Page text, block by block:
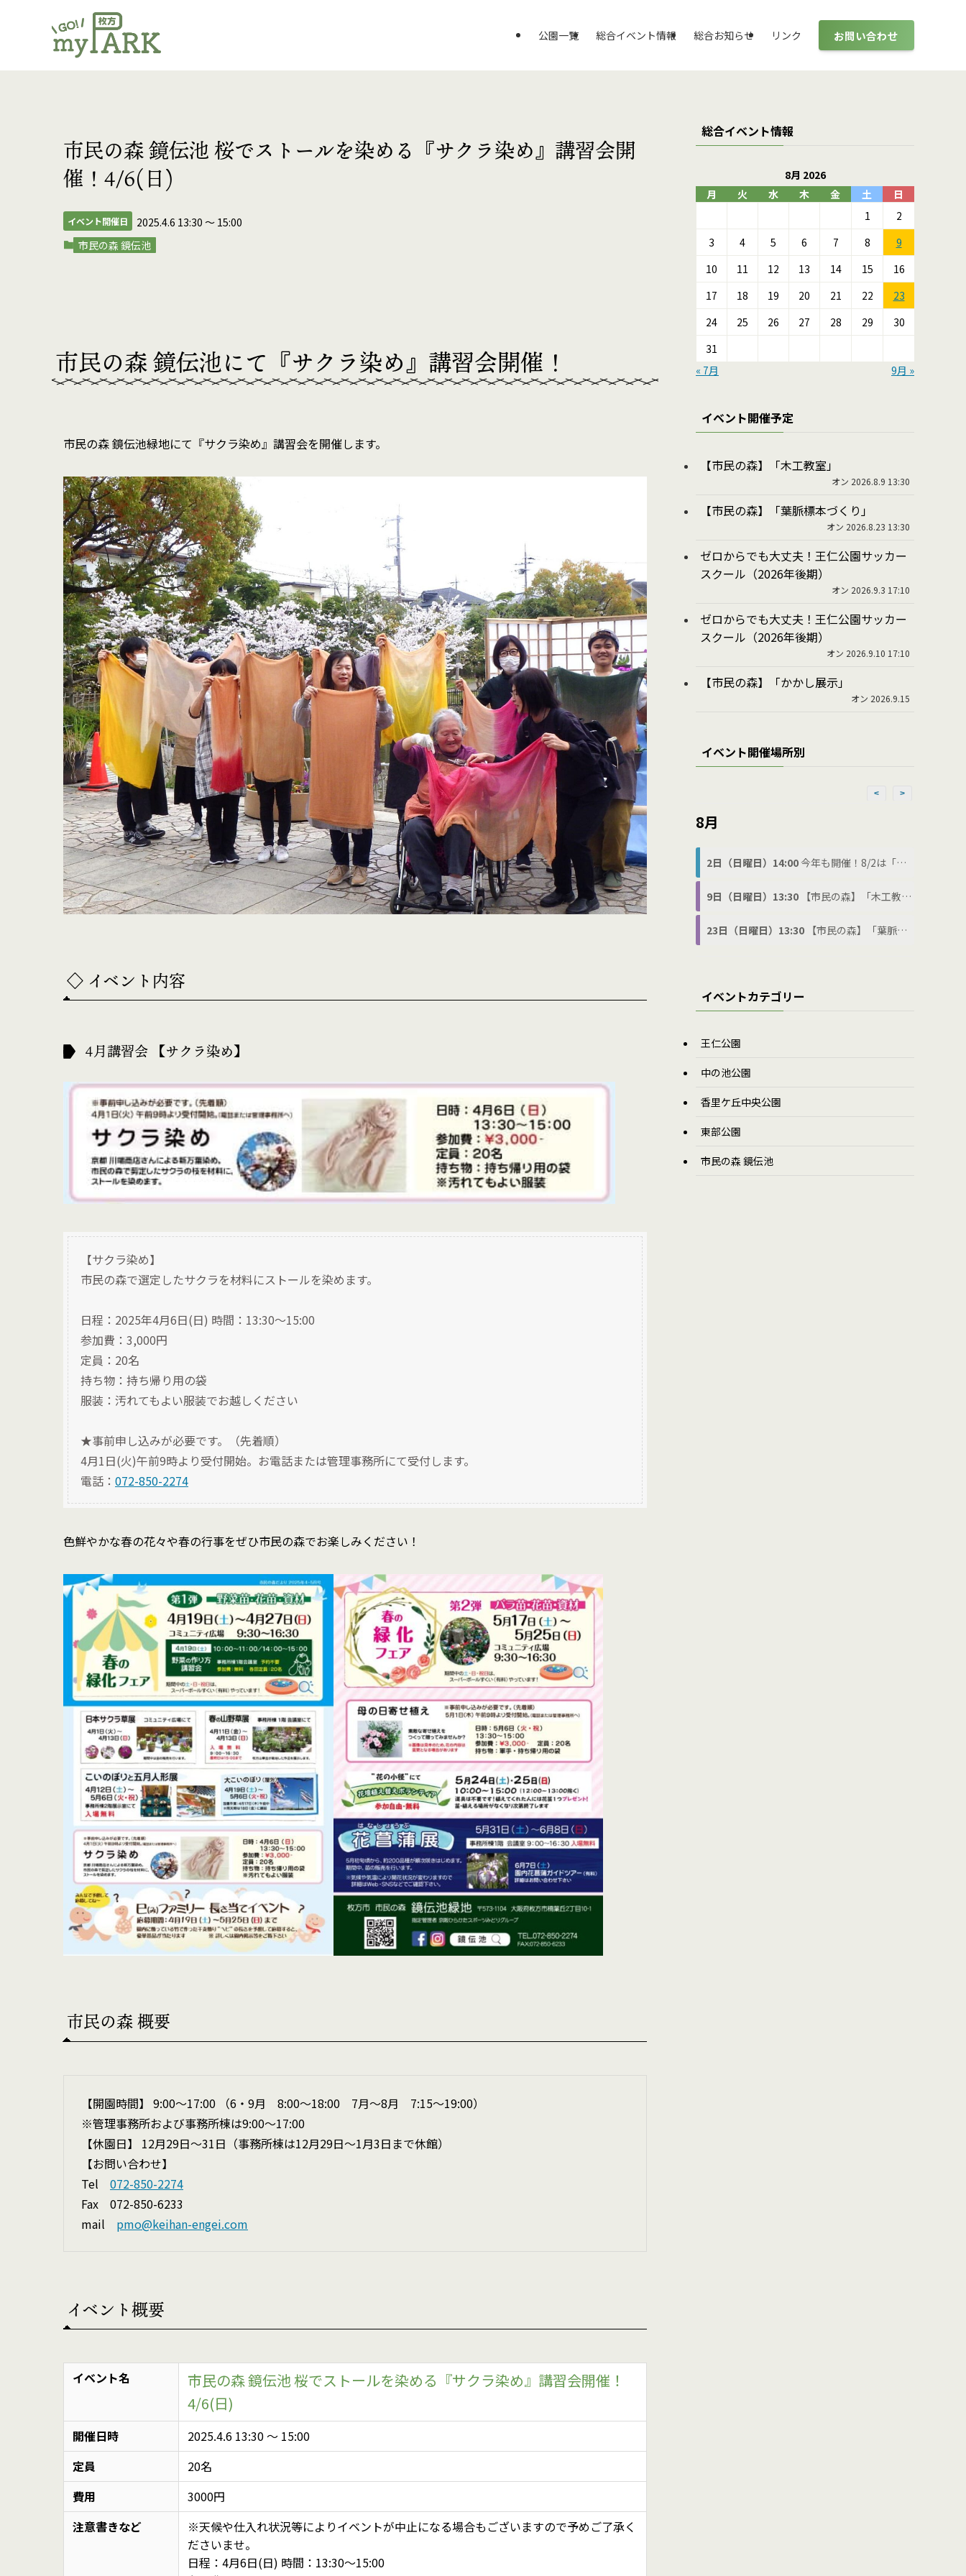
公園一覧 総合イベント情報 総合お知らせ リンク お問い合わせ
市民の森 鏡伝池 桜でストールを染める『サクラ染め』講習会開
催！4/6(日)
イベント開催日 2025.4.6 13:30 〜 15:00
市民の森 鏡伝池
市民の森 鏡伝池にて『サクラ染め』講習会開催！
市民の森 鏡伝池緑地にて『サクラ染め』講習会を開催します。
◇ イベント内容
4月講習会 【サクラ染め】
【サクラ染め】
市民の森で選定したサクラを材料にストールを染めます。
日程：2025年4月6日(日) 時間：13:30〜15:00
参加費：3,000円
定員：20名
持ち物：持ち帰り用の袋
服装：汚れてもよい服装でお越しください
★事前申し込みが必要です。（先着順）
4月1日(火)午前9時より受付開始。お電話または管理事務所にて受付します。
電話： 072-850-2274
色鮮やかな春の花々や春の行事をぜひ市民の森でお楽しみください！
市民の森 概要
【開園時間】 9:00～17:00 （6・9月 8:00～18:00 7月～8月 7:15～19:00）
※管理事務所および事務所棟は9:00〜17:00
【休園日】 12月29日～31日（事務所棟は12月29日～1月3日まで休館）
【お問い合わせ】
Tel 072-850-2274
Fax 072-850-6233
mail pmo@keihan-engei.com
イベント概要
イベント名
市民の森 鏡伝池 桜でストールを染める『サクラ染め』講習会開催！
4/6(日)
開催日時 2025.4.6 13:30〜 15:00
定員
20名
費用
3000円
注意書きなど
※天候や仕入れ状況等によりイベントが中止になる場合もございますので予めご了承く
ださいませ。
日程：4月6日(日) 時間：13:30〜15:00
総合イベント情報
8月 2026
月
火 水 木 金 土
日
1
2
3
4 5 6 7 8
9
10
11 12 13 14 15
16
17
18 19 20 21 22
23
24
25 26 27 28 29
30
31
« 7月
9月 »
イベント開催予定
【市民の森】「木工教室」
オン 2026.8.9 13:30
【市民の森】「葉脈標本づくり」
オン 2026.8.23 13:30
ゼロからでも大丈夫！王仁公園サッカー
スクール（2026年後期）
オン 2026.9.3 17:10
ゼロからでも大丈夫！王仁公園サッカー
スクール（2026年後期）
オン 2026.9.10 17:10
【市民の森】「かかし展示」
オン 2026.9.15
イベント開催場所別
< >
8月
2日（日曜日）14:00 今年も開催！8/2は「わ(8)に(2)の日」でわにフェス
9日（日曜日）13:30 【市民の森】「木工教室」
23日（日曜日）13:30 【市民の森】「葉脈標本づくり」
イベントカテゴリー
王仁公園
中の池公園
香里ケ丘中央公園
東部公園
市民の森 鏡伝池